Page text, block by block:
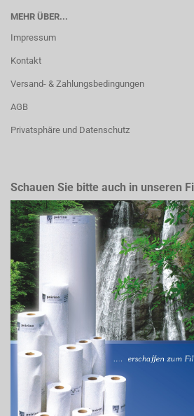
MEHR ÜBER...
Impressum
Kontakt
Versand- & Zahlungsbedingungen
AGB
Privatsphäre und Datenschutz
Schauen Sie bitte auch in unseren